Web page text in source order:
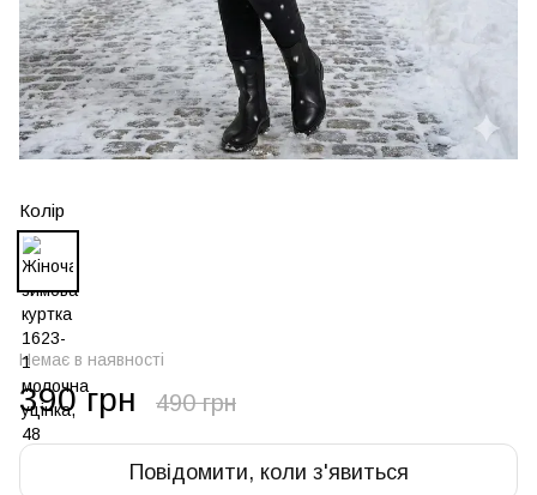
Колір
Немає в наявності
390 грн 490 грн
Повідомити, коли з'явиться